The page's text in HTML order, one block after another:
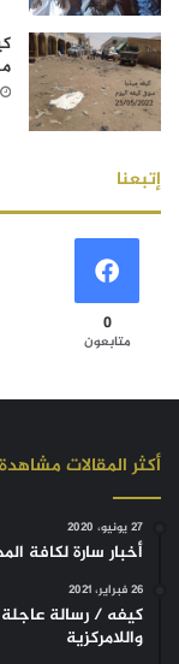
إتبعنا
0
متابعون
أكثر المقالات مشاهدة
27 يونيو، 2020
أخبار سارة لكافة
26 فبراير، 2021
كيفه / رسالة عاجلة
واللامركزية